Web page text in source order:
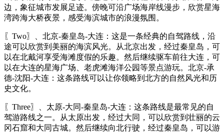
边，象征城市发展足迹。傍晚可沿广场海岸线漫步，欣赏星海
湾跨海大桥夜景，感受海滨城市的浪漫氛围。
〖Two〗、北京-秦皇岛-大连：这是一条经典的自驾路线，沿
途可以欣赏到美丽的海滨风光。从北京出发，经过秦皇岛，可
以在北戴河享受海滩度假的乐趣。然后继续驱车前往大连，可
以在大连的星海广场、老虎滩海洋公园等景点游玩。北京-承
德-沈阳-大连：这条路线可以让你领略到北方的自然风光和历
史文化。
〖Three〗、太原-大同-秦皇岛-大连：这条路线是最常见的自
驾游路线之一。从太原出发，经过大同，可以欣赏到壮丽的云
冈石窟和大同古城。然后继续向北行驶，经过秦皇岛，可以游